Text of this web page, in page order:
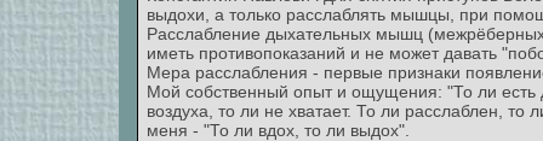
выдохи, а только расслаблять мышцы, при
Расслабление дыхательных мышц
иметь противопоказаний и не может давать
Мера расслабления - первые признаки
Мой собственный опыт и ощущения: "То ли есть
воздуха, то ли не хватает. То ли расслаблен,
меня - "То ли вдох, то ли выдох".